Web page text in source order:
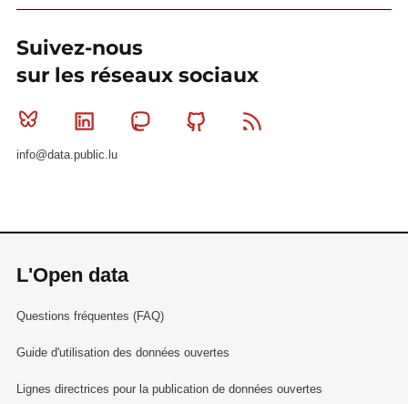
Suivez-nous
sur les réseaux sociaux
Bluesky Linkedin MastodonGithub
info@data.public.lu
L'Open data
Questions fréquentes (FAQ)
Guide d'utilisation des données ouvertes
Lignes directrices pour la publication de données ouvertes